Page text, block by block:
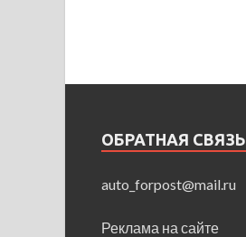
ОБРАТНАЯ СВЯЗЬ
auto_forpost@mail.ru
Реклама на сайте